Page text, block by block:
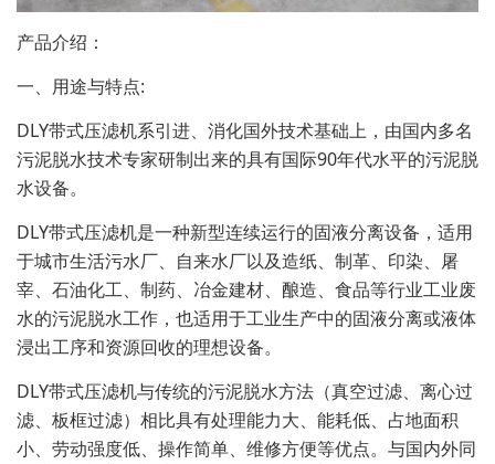
产品介绍：
一、用途与特点:
DLY带式压滤机系引进、消化国外技术基础上，由国内多名
污泥脱水技术专家研制出来的具有国际90年代水平的污泥脱
水设备。
DLY带式压滤机是一种新型连续运行的固液分离设备，适用
于城市生活污水厂、自来水厂以及造纸、制革、印染、屠
宰、石油化工、制药、冶金建材、酿造、食品等行业工业废
水的污泥脱水工作，也适用于工业生产中的固液分离或液体
浸出工序和资源回收的理想设备。
DLY带式压滤机与传统的污泥脱水方法（真空过滤、离心过
滤、板框过滤）相比具有处理能力大、能耗低、占地面积
小、劳动强度低、操作简单、维修方便等优点。与国内外同